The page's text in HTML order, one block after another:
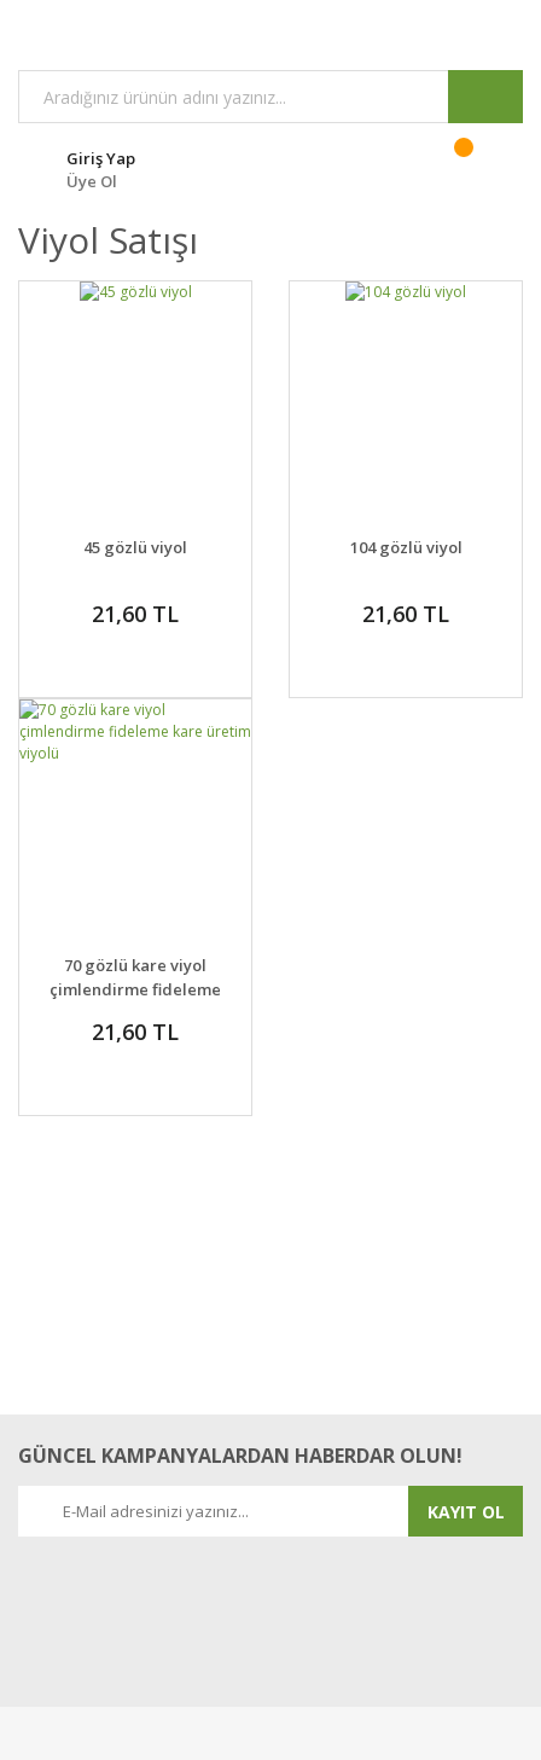
Giriş Yap
Üye Ol
Viyol Satışı
DETAYLAR SEPETE EKLE
45 gözlü viyol
21,60 TL
DETAYLAR SEPETE EKLE
104 gözlü viyol
21,60 TL
DETAYLAR
VER
70 gözlü kare viyol
çimlendirme fideleme
21,60 TL
GÜNCEL KAMPANYALARDAN HABERDAR OLUN!
KAYIT OL